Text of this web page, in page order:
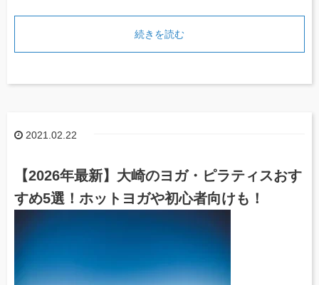
続きを読む
2021.02.22
【2026年最新】大崎のヨガ・ピラティスおす
すめ5選！ホットヨガや初心者向けも！